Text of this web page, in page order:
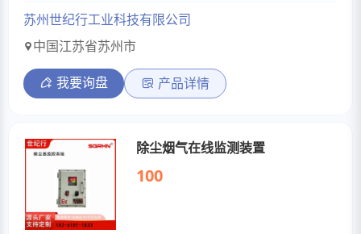
苏州世纪行工业科技有限公司
中国江苏省苏州市
我要询盘 产品详情
除尘烟气在线监测装置
100